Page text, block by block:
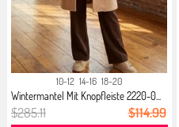
10-12 14-16 18-20
Wintermantel Mit Knopfleiste 2220-0...
$285.11 $114.99